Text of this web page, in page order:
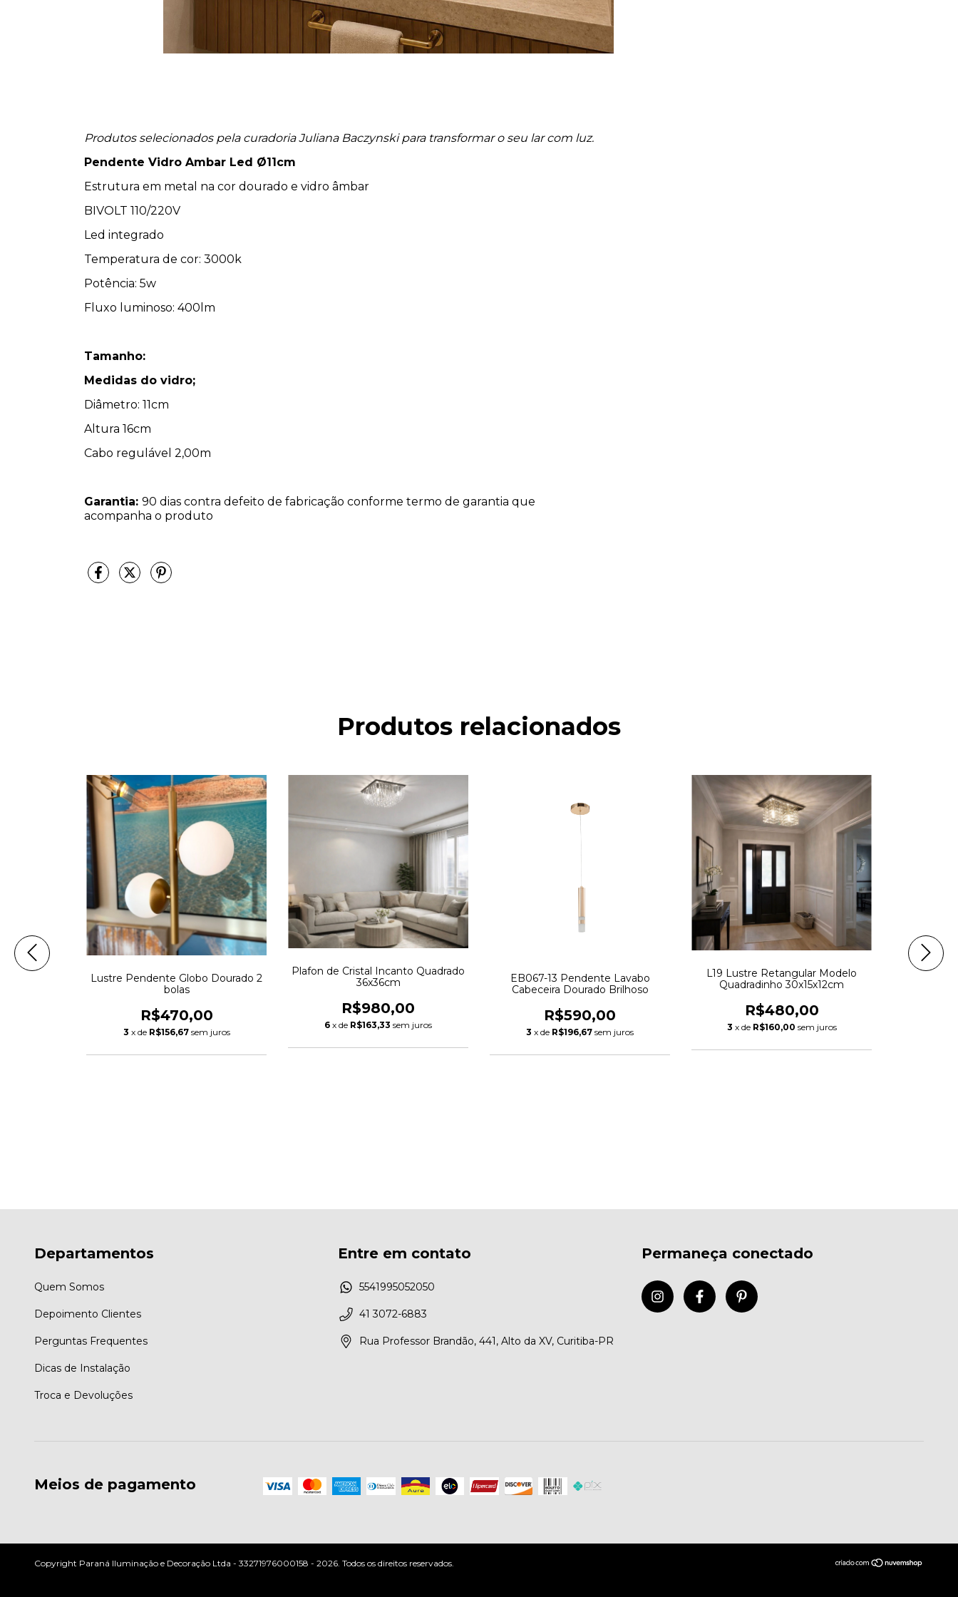
Produtos selecionados pela curadoria Juliana Baczynski para transformar o seu lar com luz.
Pendente Vidro Ambar Led Ø11cm
Estrutura em metal na cor dourado e vidro âmbar
BIVOLT 110/220V
Led integrado
Temperatura de cor: 3000k
Potência: 5w
Fluxo luminoso: 400lm
Tamanho:
Medidas do vidro;
Diâmetro: 11cm
Altura 16cm
Cabo regulável 2,00m
Garantia: 90 dias contra defeito de fabricação conforme termo de garantia que
acompanha o produto
Produtos relacionados
Lustre Pendente Globo Dourado 2
bolas
R$470,00
3 x de R$156,67 sem juros
Plafon de Cristal Incanto Quadrado
36x36cm
R$980,00
6 x de R$163,33 sem juros
EB067-13 Pendente Lavabo
Cabeceira Dourado Brilhoso
R$590,00
3 x de R$196,67 sem juros
L19 Lustre Retangular Modelo
Quadradinho 30x15x12cm
R$480,00
3 x de R$160,00 sem juros
Plafon de
Departamentos
Quem Somos
Depoimento Clientes
Perguntas Frequentes
Dicas de Instalação
Troca e Devoluções
Entre em contato
5541995052050
41 3072-6883
Rua Professor Brandão, 441, Alto da XV, Curitiba-PR
Permaneça conectado
Meios de pagamento
Copyright Paraná Iluminação e Decoração Ltda - 33271976000158 - 2026. Todos os direitos reservados.